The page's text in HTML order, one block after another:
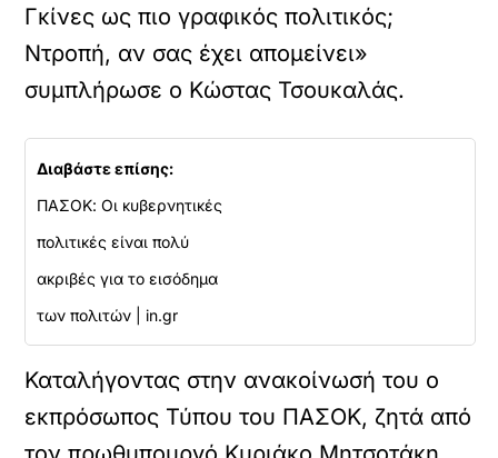
Γκίνες ως πιο γραφικός πολιτικός;
Ντροπή, αν σας έχει απομείνει»
συμπλήρωσε ο Κώστας Τσουκαλάς.
Διαβάστε επίσης:
ΠΑΣΟΚ: Οι κυβερνητικές
πολιτικές είναι πολύ
ακριβές για το εισόδημα
των πολιτών | in.gr
Καταλήγοντας στην ανακοίνωσή του ο
εκπρόσωπος Τύπου του ΠΑΣΟΚ, ζητά από